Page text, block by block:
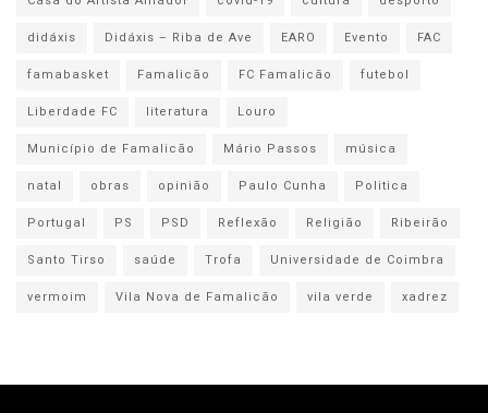
didáxis
Didáxis – Riba de Ave EARO Evento
FAC
famabasket
Famalicão FC Famalicão
futebol
Liberdade FC
literatura
Louro
Município de Famalicão
Mário Passos
música
natal
obras opinião Paulo Cunha
Politica
Portugal
PS PSD Reflexão Religião
Ribeirão
Santo Tirso
saúde Trofa
Universidade de Coimbra
vermoim
Vila Nova de Famalicão vila verde xadrez